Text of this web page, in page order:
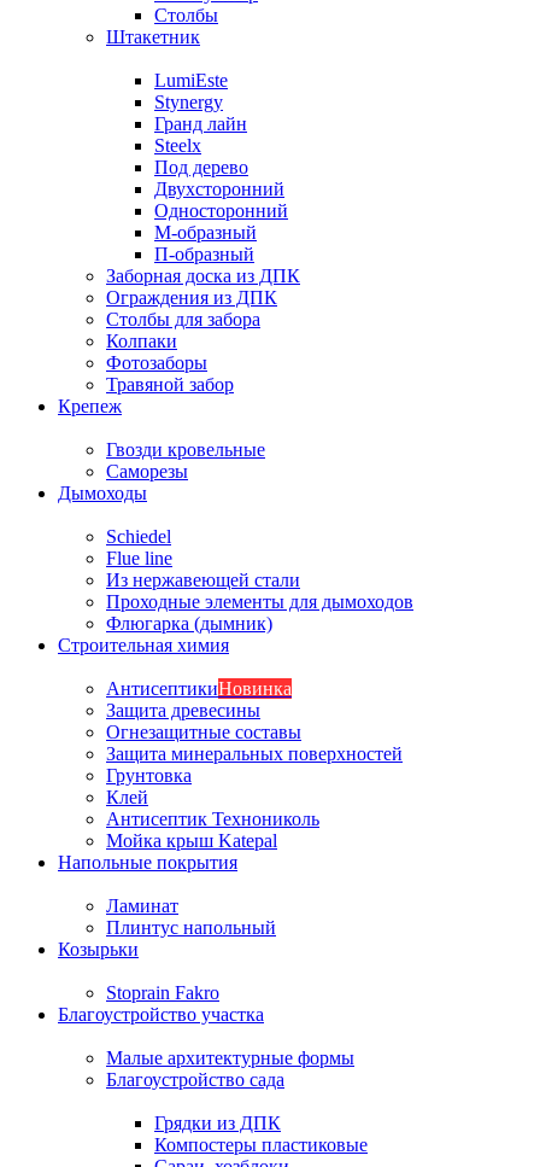
Столбы
Штакетник
LumiEste
Stynergy
Гранд лайн
Steelx
Под дерево
Двухсторонний
Односторонний
М-образный
П-образный
Заборная доска из ДПК
Ограждения из ДПК
Столбы для забора
Колпаки
Фотозаборы
Травяной забор
Крепеж
Гвозди кровельные
Саморезы
Дымоходы
Schiedel
Flue line
Из нержавеющей стали
Проходные элементы для дымоходов
Флюгарка (дымник)
Строительная химия
АнтисептикиНовинка
Защита древесины
Огнезащитные составы
Защита минеральных поверхностей
Грунтовка
Клей
Антисептик Технониколь
Мойка крыш Katepal
Напольные покрытия
Ламинат
Плинтус напольный
Козырьки
Stoprain Fakro
Благоустройство участка
Малые архитектурные формы
Благоустройство сада
Грядки из ДПК
Компостеры пластиковые